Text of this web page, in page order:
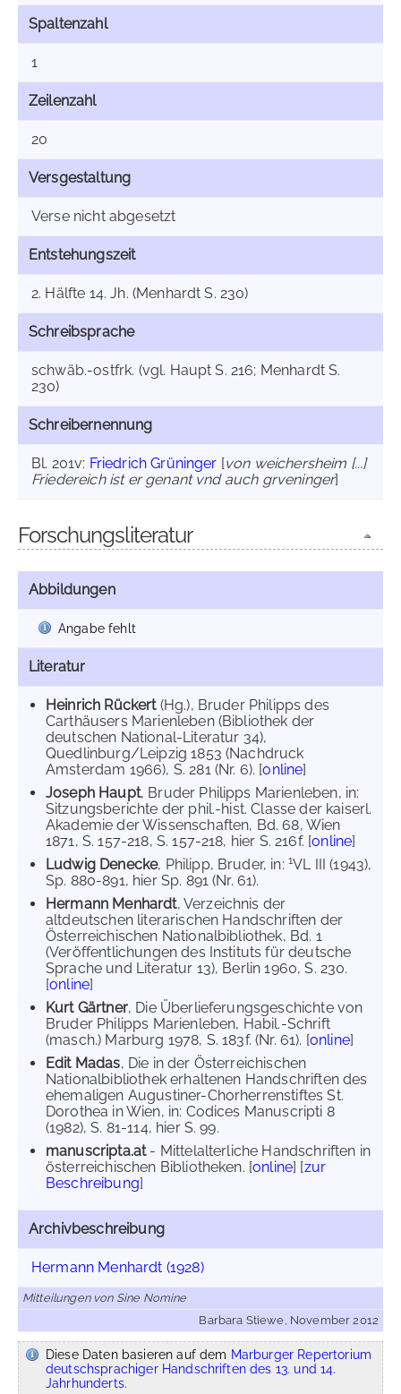
Spaltenzahl
1
Zeilenzahl
20
Versgestaltung
Verse nicht abgesetzt
Entstehungszeit
2. Hälfte 14. Jh. (Menhardt S. 230)
Schreibsprache
schwäb.-ostfrk. (vgl. Haupt S. 216; Menhardt S.
230)
Schreibernennung
Bl. 201v: Friedrich Grüninger [von weichersheim [...]
Friedereich ist er genant vnd auch grveninger]
Forschungsliteratur
Abbildungen
Angabe fehlt
Literatur
Heinrich Rückert (Hg.), Bruder Philipps des
Carthäusers Marienleben (Bibliothek der
deutschen National-Literatur 34),
Quedlinburg/Leipzig 1853 (Nachdruck
Amsterdam 1966), S. 281 (Nr. 6). [online]
Joseph Haupt, Bruder Philipps Marienleben, in:
Sitzungsberichte der phil.-hist. Classe der kaiserl.
Akademie der Wissenschaften, Bd. 68, Wien
1871, S. 157-218, S. 157-218, hier S. 216f. [online]
Ludwig Denecke, Philipp, Bruder, in: 1VL III (1943),
Sp. 880-891, hier Sp. 891 (Nr. 61).
Hermann Menhardt, Verzeichnis der
altdeutschen literarischen Handschriften der
Österreichischen Nationalbibliothek, Bd. 1
(Veröffentlichungen des Instituts für deutsche
Sprache und Literatur 13), Berlin 1960, S. 230.
[online]
Kurt Gärtner, Die Überlieferungsgeschichte von
Bruder Philipps Marienleben, Habil.-Schrift
(masch.) Marburg 1978, S. 183f. (Nr. 61). [online]
Edit Madas, Die in der Österreichischen
Nationalbibliothek erhaltenen Handschriften des
ehemaligen Augustiner-Chorherrenstiftes St.
Dorothea in Wien, in: Codices Manuscripti 8
(1982), S. 81-114, hier S. 99.
manuscripta.at- Mittelalterliche Handschriften in
österreichischen Bibliotheken. [online] [zur
Beschreibung]
Archivbeschreibung
Hermann Menhardt (1928)
Mitteilungen von Sine Nomine
Barbara Stiewe, November 2012
Diese Daten basieren auf dem Marburger Repertorium
deutschsprachiger Handschriften des 13. und 14.
Jahrhunderts.